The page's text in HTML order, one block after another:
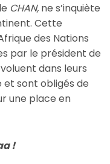
CHAN, ne s’inquiète
Cette
des Nations
par le président de
dans leurs
sont obligés de
une place en
!